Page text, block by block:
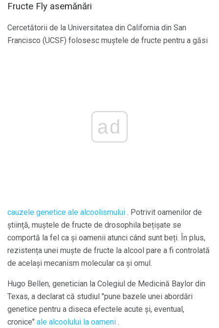
Fructe Fly asemănări
Cercetătorii de la Universitatea din California din San
Francisco (UCSF) folosesc muștele de fructe pentru a găsi
ad
cauzele genetice ale alcoolismului . Potrivit oamenilor de
știință, muștele de fructe de drosophila bețișate se
comportă la fel ca și oamenii atunci când sunt beți. În plus,
rezistența unei muște de fructe la alcool pare a fi controlată
de același mecanism molecular ca și omul.
Hugo Bellen, genetician la Colegiul de Medicină Baylor din
Texas, a declarat că studiul "pune bazele unei abordări
genetice pentru a diseca efectele acute și, eventual,
cronice" ale alcoolului la oameni .